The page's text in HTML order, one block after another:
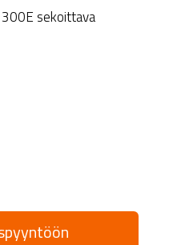
sekoittava